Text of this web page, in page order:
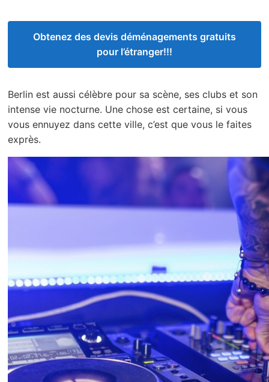
Obtenez des devis déménagements gratuits
pour l’étranger!!!
Berlin est aussi célèbre pour sa scène, ses clubs et son
intense vie nocturne. Une chose est certaine, si vous
vous ennuyez dans cette ville, c’est que vous le faites
exprès.